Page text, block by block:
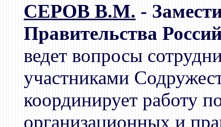
СЕРОВ В.М. -
Правительства
ведет вопросы
участниками
координирует работу
организационных и